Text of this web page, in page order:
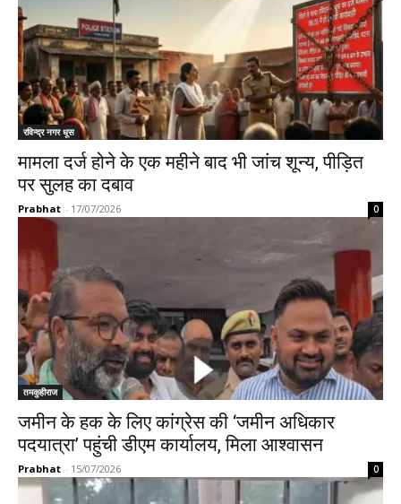
रविन्द्र नगर धूस
मामला दर्ज होने के एक महीने बाद भी जांच शून्य, पीड़ित
पर सुलह का दबाव
Prabhat - 17/07/2026 0
तमकुहीराज
जमीन के हक के लिए कांग्रेस की ‘जमीन अधिकार
पदयात्रा’ पहुंची डीएम कार्यालय, मिला आश्वासन
Prabhat - 15/07/2026 0